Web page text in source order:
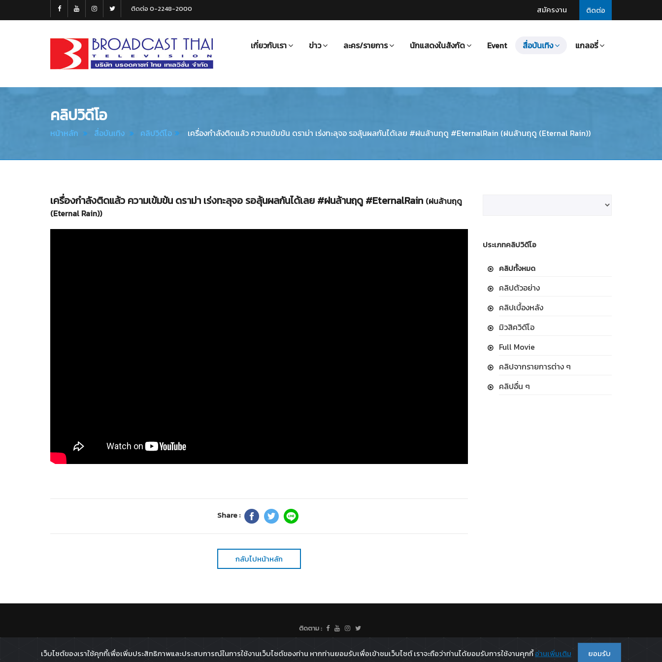
ติดต่อ
สมัครงาน
ติดต่อ 0-2248-2000
Thai
เกี่ยวกับเรา ข่าว ละคร/รายการ นักแสดงในสังกัด Event สื่อบันเทิง แกลอรี่
คลิปวิดีโอ
หน้าหลัก สื่อบันเทิง คลิปวิดีโอ เครื่องกำลังติดแล้ว ความเข้มข้น ดราม่า เร่งทะลุจอ รอลุ้นผลกันได้เลย #ฝนล้านฤดู #EternalRain (ฝนล้านฤดู (Eternal Rain))
เครื่องกำลังติดแล้ว ความเข้มข้น ดราม่า เร่งทะลุจอ รอลุ้นผลกันได้เลย #ฝนล้านฤดู #EternalRain (ฝนล้านฤดู
(Eternal Rain))
Share :
กลับไปหน้าหลัก
ประเภทคลิปวิดีโอ
คลิปทั้งหมด
คลิปตัวอย่าง
คลิปเบื้องหลัง
มิวสิควิดีโอ
Full Movie
คลิปจากรายการต่าง ๆ
คลิปอื่น ๆ
ติดตาม :
เว็บไซต์ของเราใช้คุกกี้เพื่อเพิ่มประสิทธิภาพและประสบการณ์ในการใช้งานเว็บไซต์ของท่าน หากท่านยอมรับเพื่อเข้าชมเว็บไซต์ เราจะถือว่าท่านได้ยอมรับการใช้งานคุกกี้อ่านเพิ่มเติม ยอมรับ